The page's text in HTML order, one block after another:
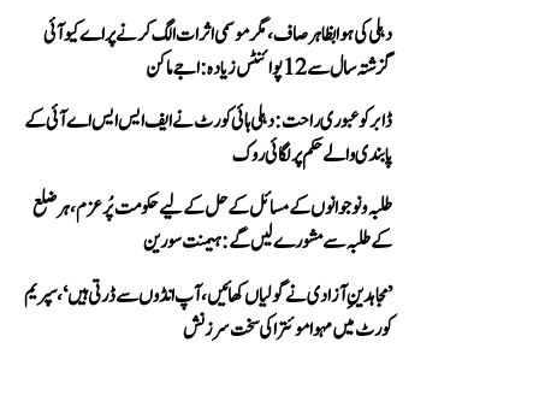
دہلی کی ہوا بظاہر صاف، مگر موسمی اثرات الگ کرنے پر اے کیو آئی
گزشتہ سال سے 12 پوائنٹس زیادہ: اجے ماکن
ڈابر کو عبوری راحت: دہلی ہائی کورٹ نے ایف ایس ایس اے آئی کے
پابندی والے حکم پر لگائی روک
طلبہ و نوجوانوں کے مسائل کے حل کے لیے حکومت پُرعزم، ہر ضلع
کے طلبہ سے مشورے لیں گے: ہیمنت سورین
’مجاہدینِ آزادی نے گولیاں کھائیں، آپ انڈوں سے ڈرتی ہیں‘، سپریم
کورٹ میں مہوا موئترا کی سخت سرزنش